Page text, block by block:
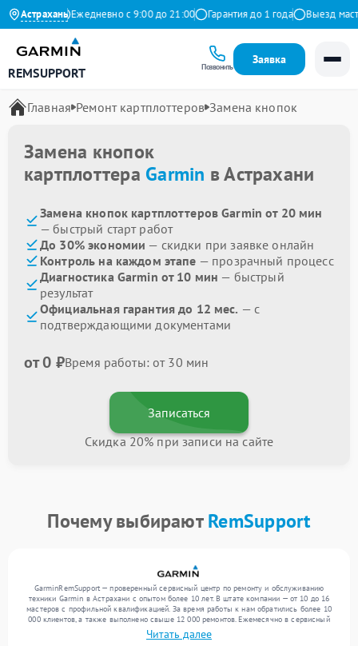
Астрахань
Яндекс Ежедневно с 9:00 до 21:00 Гарантия до 1 года Выезд
REMSUPPORT Позвонить
Заявка
Главная Ремонт картплоттеров Замена кнопок
Замена кнопок
картплоттера Garmin в Астрахани
Замена кнопок картплоттеров Garmin от 20 мин
— быстрый старт работ
До 30% экономии — скидки при заявке онлайн
Контроль на каждом этапе — прозрачный процесс
Диагностика Garmin от 10 мин — быстрый
результат
Официальная гарантия до 12 мес. — с
подтверждающими документами
от 0 ₽Время работы: от 30 мин
Записаться
Скидка 20% при записи на сайте
Почему выбираютRemSupport
GarminRemSupport — проверенный сервисный центр по ремонту и обслуживанию
техники Garmin в Астрахани с опытом более 10 лет. В штате компании — от 10 до 16
мастеров с профильной квалификацией. За время работы к нам обратились более 10
000 клиентов, а также выполнено свыше 12 000 ремонтов. Ежемесячно в сервисный
центр поступает свыше 300 единиц техники, включая , , . Мы работаем с широким
спектром неисправностей и поддерживаем высокий стандарт качества благодаря
Читать далее